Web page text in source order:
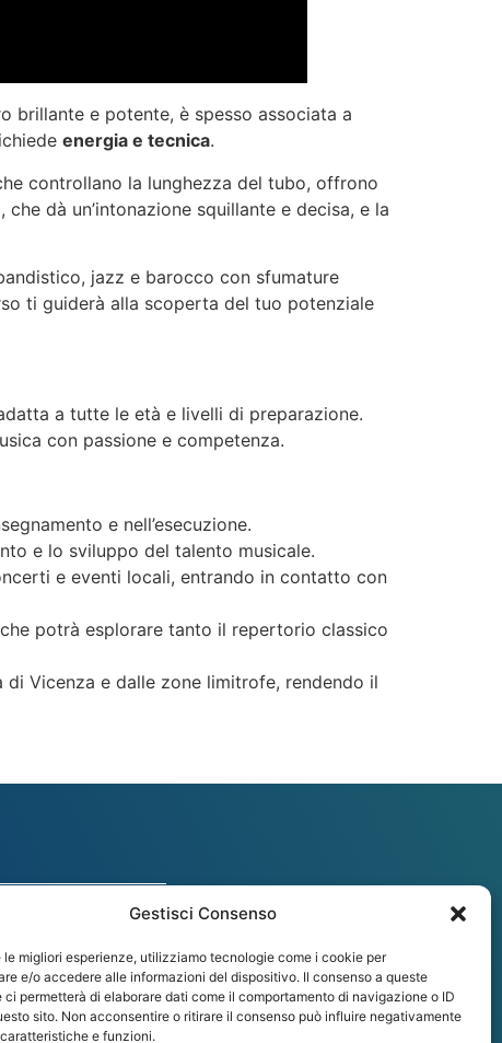
Gestisci Consenso
le migliori esperienze, utilizziamo tecnologie come i cookie per
e/o accedere alle informazioni del dispositivo. Il consenso a queste
ci permetterà di elaborare dati come il comportamento di navigazione o ID
sito. Non acconsentire o ritirare il consenso può influire negativamente
e funzioni.
brillante e potente, è spesso associata a
energia e tecnica.
controllano la lunghezza del tubo, offrono
dà un’intonazione squillante e decisa, e la
jazz e barocco con sfumature
ti guiderà alla scoperta del tuo potenziale
a tutte le età e livelli di preparazione.
con passione e competenza.
e nell’esecuzione.
e lo sviluppo del talento musicale.
e eventi locali, entrando in contatto con
potrà esplorare tanto il repertorio classico
Vicenza e dalle zone limitrofe, rendendo il
(VI)